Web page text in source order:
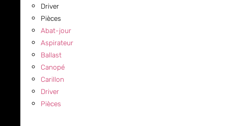
Driver
Pièces
Abat-jour
Aspirateur
Ballast
Canopé
Carillon
Driver
Pièces